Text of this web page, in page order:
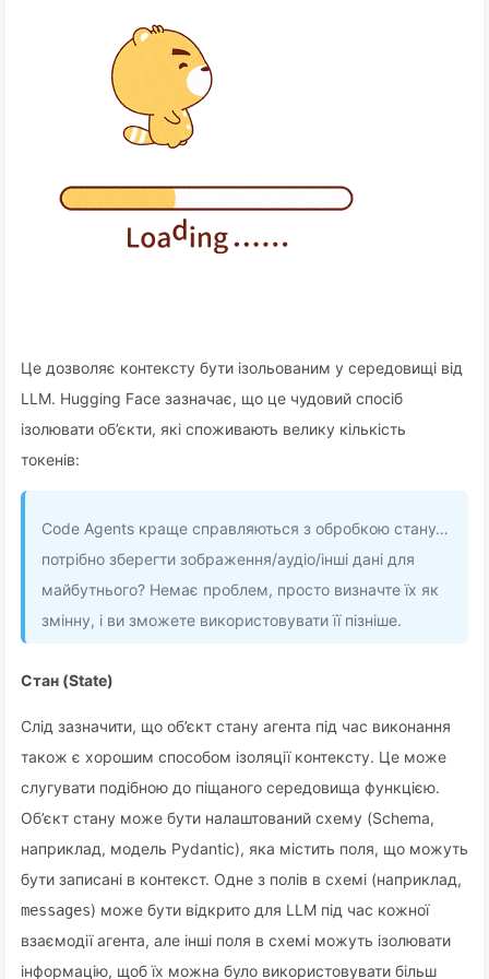
Це дозволяє контексту бути ізольованим у середовищі від
LLM. Hugging Face зазначає, що це чудовий спосіб
ізолювати об’єкти, які споживають велику кількість
токенів:
Code Agents краще справляються з обробкою стану…
потрібно зберегти зображення/аудіо/інші дані для
майбутнього? Немає проблем, просто визначте їх як
змінну, і ви зможете використовувати її пізніше.
Стан (State)
Слід зазначити, що об’єкт стану агента під час виконання
також є хорошим способом ізоляції контексту. Це може
слугувати подібною до піщаного середовища функцією.
Об’єкт стану може бути налаштований схему (Schema,
наприклад, модель Pydantic), яка містить поля, що можуть
бути записані в контекст. Одне з полів в схемі (наприклад,
messages) може бути відкрито для LLM під час кожної
взаємодії агента, але інші поля в схемі можуть ізолювати
інформацію, щоб їх можна було використовувати більш